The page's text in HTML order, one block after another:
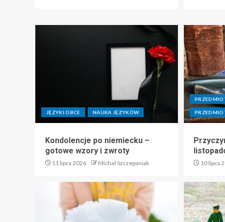
JĘZYKI OBCE NAUKA JĘZYKÓW
Kondolencje po niemiecku –
gotowe wzory i zwroty
11 lipca 2026 Michał Szczepaniak 10 lipca